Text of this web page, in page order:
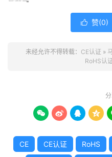
 赞(0)
未经允许不得转载： CE认证 »
RoHS认
   
CE CE认证 RoHS